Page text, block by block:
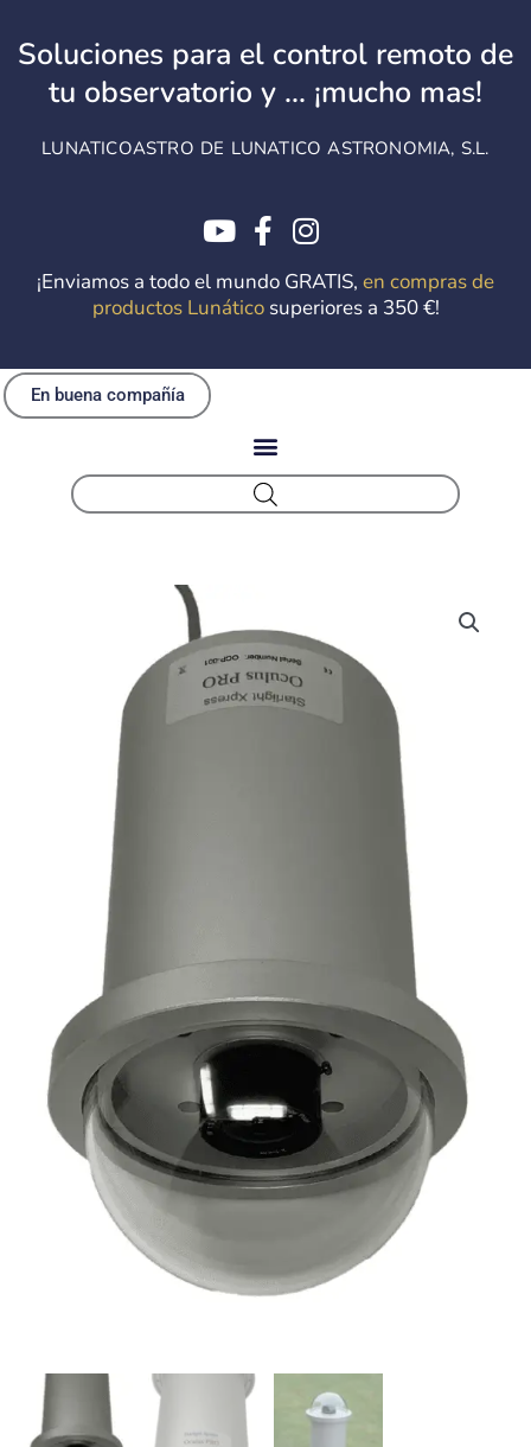
contenido
Soluciones para el control remoto de
tu observatorio y ... ¡mucho mas!
LUNATICOASTRO DE LUNATICO ASTRONOMIA, S.L.
¡Enviamos a todo el mundo GRATIS, en compras de
productos Lunáticosuperiores a 350 €!
En buena compañía